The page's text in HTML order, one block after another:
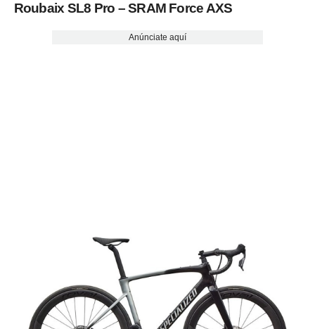
Roubaix SL8 Pro – SRAM Force AXS
Anúnciate aquí